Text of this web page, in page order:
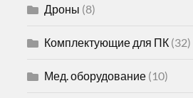
Дроны (8)
Комплектующие для ПК (32)
Мед. оборудование (10)